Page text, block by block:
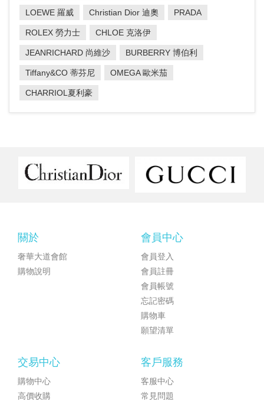
LOEWE 羅威 Christian Dior 迪奧 PRADA
ROLEX 勞力士 CHLOE 克洛伊
JEANRICHARD 尚維沙 BURBERRY 博伯利
Tiffany&CO 蒂芬尼 OMEGA 歐米茄
CHARRIOL夏利豪
關於
奢華大道會館
購物說明
會員中心
會員登入
會員註冊
會員帳號
忘記密碼
購物車
願望清單
交易中心
購物中心
高價收購
客戶服務
客服中心
常見問題